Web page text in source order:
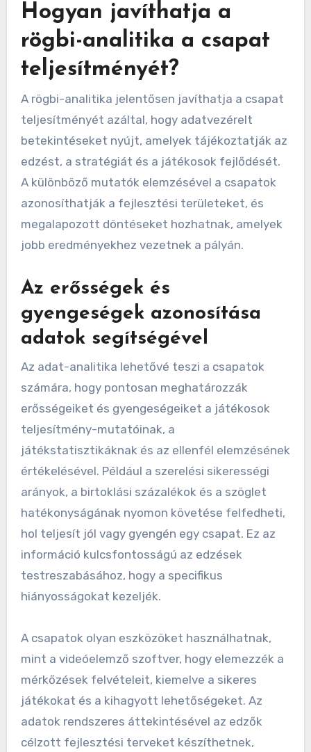
Hogyan javíthatja a
rögbi-analitika a csapat
teljesítményét?
A rögbi-analitika jelentősen javíthatja a csapat
teljesítményét azáltal, hogy adatvezérelt
betekintéseket nyújt, amelyek tájékoztatják az
edzést, a stratégiát és a játékosok fejlődését.
A különböző mutatók elemzésével a csapatok
azonosíthatják a fejlesztési területeket, és
megalapozott döntéseket hozhatnak, amelyek
jobb eredményekhez vezetnek a pályán.
Az erősségek és
gyengeségek azonosítása
adatok segítségével
Az adat-analitika lehetővé teszi a csapatok
számára, hogy pontosan meghatározzák
erősségeiket és gyengeségeiket a játékosok
teljesítmény-mutatóinak, a
játékstatisztikáknak és az ellenfél elemzésének
értékelésével. Például a szerelési sikerességi
arányok, a birtoklási százalékok és a szöglet
hatékonyságának nyomon követése felfedheti,
hol teljesít jól vagy gyengén egy csapat. Ez az
információ kulcsfontosságú az edzések
testreszabásához, hogy a specifikus
hiányosságokat kezeljék.
A csapatok olyan eszközöket használhatnak,
mint a videóelemző szoftver, hogy elemezzék a
mérkőzések felvételeit, kiemelve a sikeres
játékokat és a kihagyott lehetőségeket. Az
adatok rendszeres áttekintésével az edzők
célzott fejlesztési terveket készíthetnek,